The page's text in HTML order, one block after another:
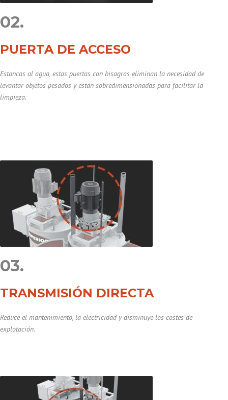
02.
PUERTA DE ACCESO
Estancas al agua, estas puertas con bisagras eliminan la necesidad de
levantar objetos pesados y están sobredimensionadas para facilitar la
limpieza.
03.
TRANSMISIÓN DIRECTA
Reduce el mantenimiento, la electricidad y disminuye los costes de
explotación.